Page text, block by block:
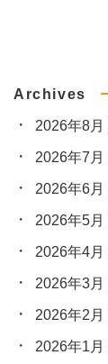
Archives
2026年8月
2026年7月
2026年6月
2026年5月
2026年4月
2026年3月
2026年2月
2026年1月